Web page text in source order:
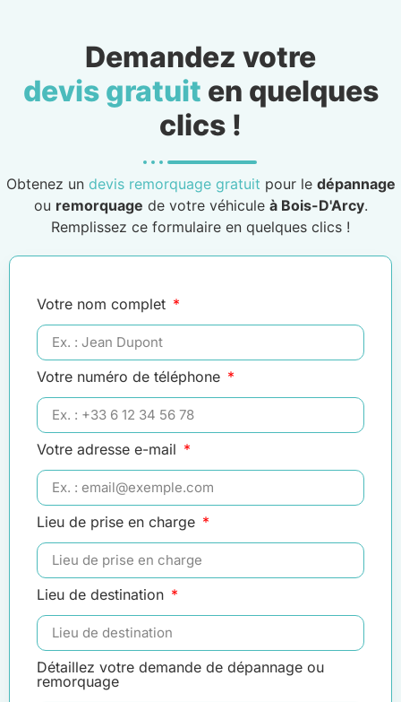
Demandez votre
devis gratuit en quelques
clics !
Obtenez un devis remorquage gratuit pour le dépannage
ou remorquage de votre véhicule à Bois-D'Arcy.
Remplissez ce formulaire en quelques clics !
Votre nom complet
Votre numéro de téléphone
Votre adresse e-mail
Lieu de prise en charge
Lieu de destination
Détaillez votre demande de dépannage ou
remorquage